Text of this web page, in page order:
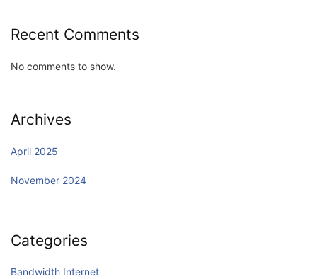
Recent Comments
No comments to show.
Archives
April 2025
November 2024
Categories
Bandwidth Internet